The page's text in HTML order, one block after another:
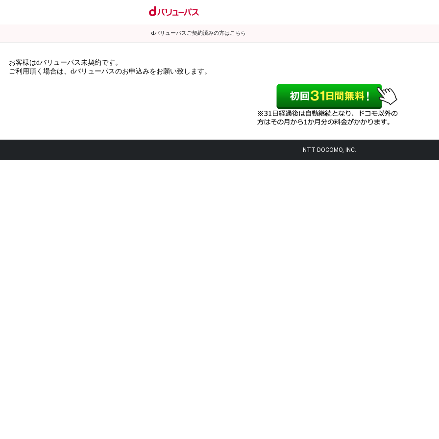
dバリューパスご契約済みの方はこちら
お客様はdバリューパス未契約です。
ご利用頂く場合は、dバリューパスのお申込みをお願い致します。
NTT DOCOMO, INC.